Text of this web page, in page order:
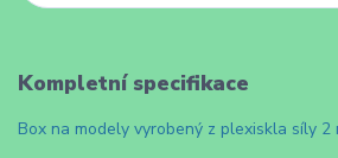
Kompletní specifikace
Box na modely vyrobený z plexiskla síly 2